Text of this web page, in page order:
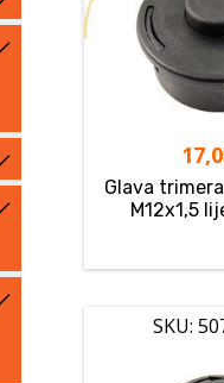
Glava
M12x1,5
SKU: